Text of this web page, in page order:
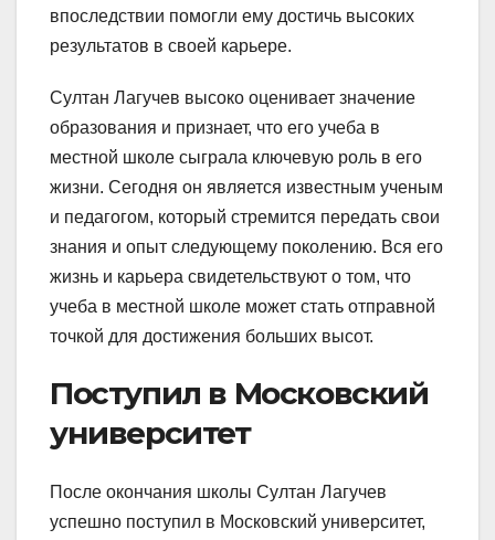
впоследствии помогли ему достичь высоких
результатов в своей карьере.
Султан Лагучев высоко оценивает значение
образования и признает, что его учеба в
местной школе сыграла ключевую роль в его
жизни. Сегодня он является известным ученым
и педагогом, который стремится передать свои
знания и опыт следующему поколению. Вся его
жизнь и карьера свидетельствуют о том, что
учеба в местной школе может стать отправной
точкой для достижения больших высот.
Поступил в Московский
университет
После окончания школы Султан Лагучев
успешно поступил в Московский университет,